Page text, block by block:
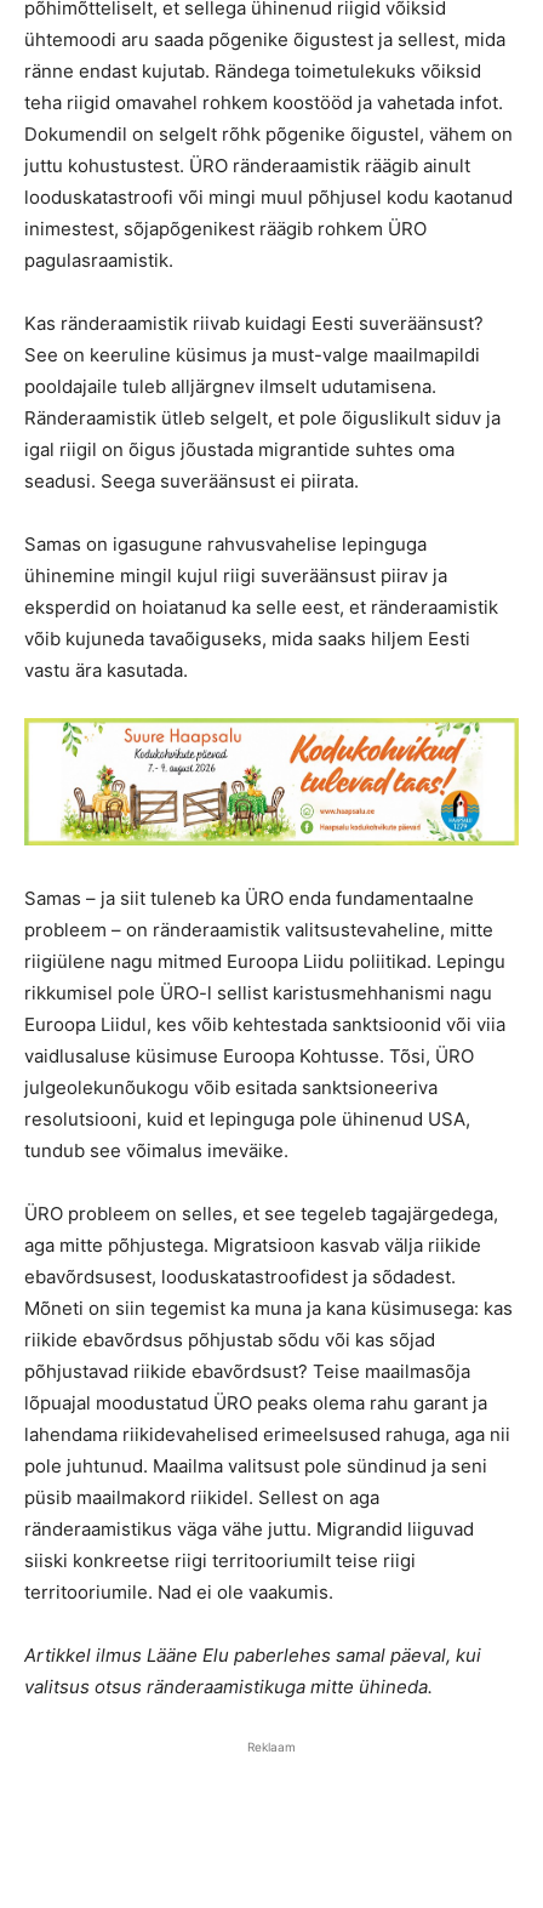
põhimõtteliselt, et sellega ühinenud riigid võiksid
ühtemoodi aru saada põgenike õigustest ja sellest, mida
ränne endast kujutab. Rändega toimetulekuks võiksid
teha riigid omavahel rohkem koostööd ja vahetada infot.
Dokumendil on selgelt rõhk põgenike õigustel, vähem on
juttu kohustustest. ÜRO ränderaamistik räägib ainult
looduskatastroofi või mingi muul põhjusel kodu kaotanud
inimestest, sõjapõgenikest räägib rohkem ÜRO
pagulasraamistik.
Kas ränderaamistik riivab kuidagi Eesti suveräänsust?
See on keeruline küsimus ja must-valge maailmapildi
pooldajaile tuleb alljärgnev ilmselt udutamisena.
Ränderaamistik ütleb selgelt, et pole õiguslikult siduv ja
igal riigil on õigus jõustada migrantide suhtes oma
seadusi. Seega suveräänsust ei piirata.
Samas on igasugune rahvusvahelise lepinguga
ühinemine mingil kujul riigi suveräänsust piirav ja
eksperdid on hoiatanud ka selle eest, et ränderaamistik
võib kujuneda tavaõiguseks, mida saaks hiljem Eesti
vastu ära kasutada.
Samas – ja siit tuleneb ka ÜRO enda fundamentaalne
probleem – on ränderaamistik valitsustevaheline, mitte
riigiülene nagu mitmed Euroopa Liidu poliitikad. Lepingu
rikkumisel pole ÜRO-l sellist karistusmehhanismi nagu
Euroopa Liidul, kes võib kehtestada sanktsioonid või viia
vaidlusaluse küsimuse Euroopa Kohtusse. Tõsi, ÜRO
julgeolekunõukogu võib esitada sanktsioneeriva
resolutsiooni, kuid et lepinguga pole ühinenud USA,
tundub see võimalus imeväike.
ÜRO probleem on selles, et see tegeleb tagajärgedega,
aga mitte põhjustega. Migratsioon kasvab välja riikide
ebavõrdsusest, looduskatastroofidest ja sõdadest.
Mõneti on siin tegemist ka muna ja kana küsimusega: kas
riikide ebavõrdsus põhjustab sõdu või kas sõjad
põhjustavad riikide ebavõrdsust? Teise maailmasõja
lõpuajal moodustatud ÜRO peaks olema rahu garant ja
lahendama riikidevahelised erimeelsused rahuga, aga nii
pole juhtunud. Maailma valitsust pole sündinud ja seni
püsib maailmakord riikidel. Sellest on aga
ränderaamistikus väga vähe juttu. Migrandid liiguvad
siiski konkreetse riigi territooriumilt teise riigi
territooriumile. Nad ei ole vaakumis.
Artikkel ilmus Lääne Elu paberlehes samal päeval, kui
valitsus otsus ränderaamistikuga mitte ühineda.
Reklaam